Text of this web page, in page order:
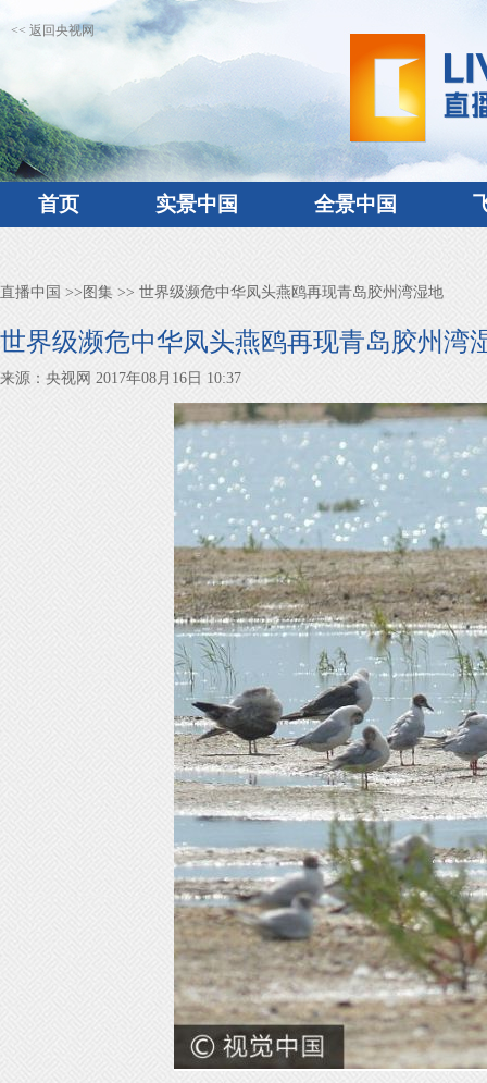
<< 返回央视网
首页 实景中国 全景中国
直播中国 >> 图集 >> 世界级濒危中华凤头燕鸥再现青岛胶州湾湿地
世界级濒危中华凤头燕鸥再现青岛胶州湾
来源：央视网 2017年08月16日 10:37